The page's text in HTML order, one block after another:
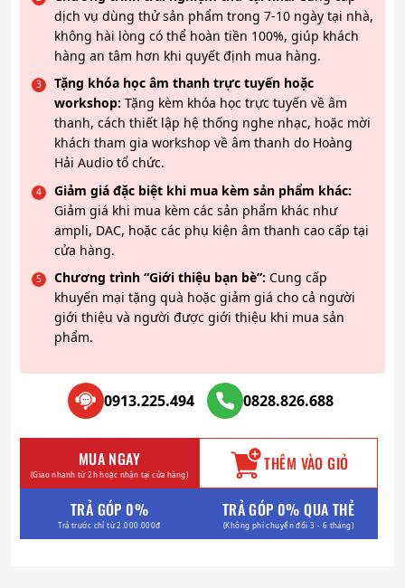
dịch vụ dùng thử sản phẩm trong 7-10 ngày tại nhà,
không hài lòng có thể hoàn tiền 100%, giúp khách
hàng an tâm hơn khi quyết định mua hàng.
Tặng khóa học âm thanh trực tuyến hoặc
workshop: Tặng kèm khóa học trực tuyến về âm
thanh, cách thiết lập hệ thống nghe nhạc, hoặc mời
khách tham gia workshop về âm thanh do Hoàng
Hải Audio tổ chức.
Giảm giá đặc biệt khi mua kèm sản phẩm khác:
Giảm giá khi mua kèm các sản phẩm khác như
ampli, DAC, hoặc các phụ kiện âm thanh cao cấp tại
cửa hàng.
Chương trình “Giới thiệu bạn bè”: Cung cấp
khuyến mại tặng quà hoặc giảm giá cho cả người
giới thiệu và người được giới thiệu khi mua sản
phẩm.
0913.225.494 0828.826.688
MUA NGAY
(Giao nhanh từ 2h hoặc nhận tại cửa hàng) THÊM VÀO GIỎ
TRẢ GÓP 0%
Trả trước chỉ từ 2.000.000đ
TRẢ GÓP 0% QUA THẺ
(Không phí chuyển đổi 3 - 6 tháng)